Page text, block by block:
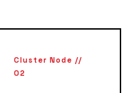
Cluster Node //
02